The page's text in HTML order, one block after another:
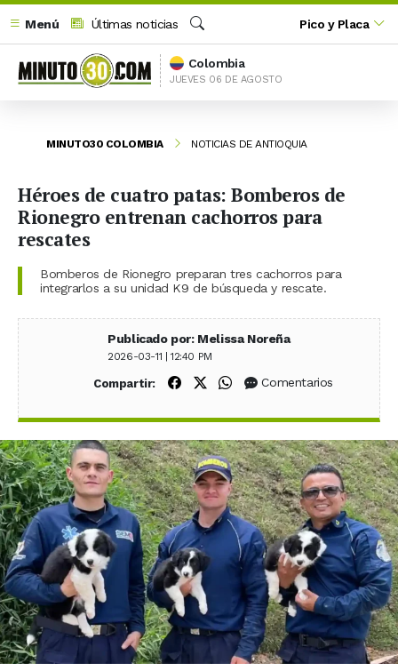
Menú
Últimas noticias
Buscar
Pico y Placa
Colombia
JUEVES 06 DE AGOSTO
MINUTO30 COLOMBIA NOTICIAS DE ANTIOQUIA
Héroes de cuatro patas: Bomberos de
Rionegro entrenan cachorros para
rescates
Bomberos de Rionegro preparan tres cachorros para
integrarlos a su unidad K9 de búsqueda y rescate.
Publicado por: Melissa Noreña
2026-03-11 | 12:40 PM
Compartir: Compartir en Facebook
Compartir en X (Twitter)
Compartir en WhatsApp
Comentarios